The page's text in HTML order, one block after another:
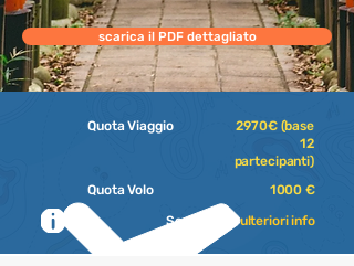
scarica il PDF dettagliato
Quota Viaggio
2970€ (base
12
partecipanti)
Quota Volo
1000 €
Scrivici per ulteriori info